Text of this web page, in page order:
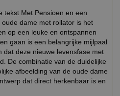
tekst Met Pensioen en een
dame met rollator is het
op een leuke en ontspannen
gaan is een belangrijke mijlpaal
dat deze nieuwe levensfase met
De combinatie van de duidelijke
afbeelding van de oude dame
dat direct herkenbaar is en